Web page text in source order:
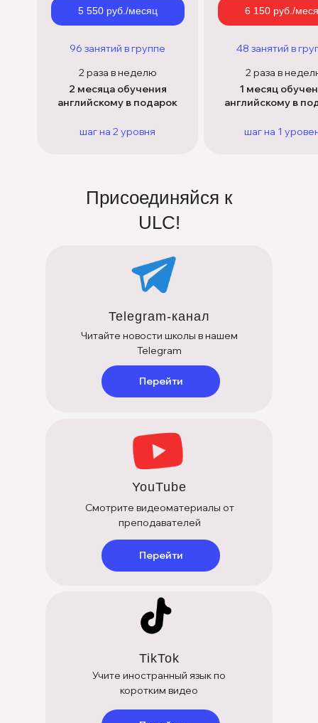
шаг на 1
1 месяц
английскому в
6 150 руб./
2 раза в
48 занятий в
шаг на 2 уровня
2 месяца обучения
английскому в подарок
5 550 руб./месяц
2 раза в неделю
96 занятий в группе
Присоединяйся к
ULC!
Telegram-канал
Читайте новости школы в нашем
Telegram
YouTube
Смотрите видеоматериалы от
преподавателей
TikTok
Учите иностранный язык по
коротким видео
Перейти
Перейти